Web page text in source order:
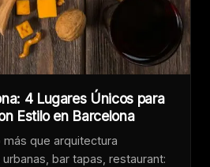
4 Lugares Únicos para
Estilo en Barcelona
que arquitectura
bar tapas, restaurant: